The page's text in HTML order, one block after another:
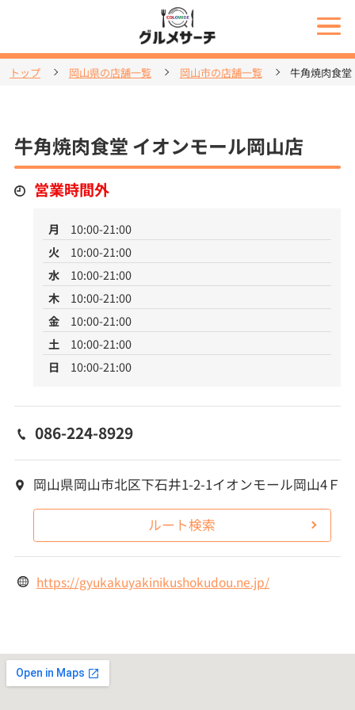
トップ 岡山県の店舗一覧 岡山市の店舗一覧 牛角焼肉食
牛角焼肉食堂 イオンモール岡山店
営業時間外
月
10:00-21:00
火
10:00-21:00
水
10:00-21:00
木
10:00-21:00
金
10:00-21:00
土
10:00-21:00
日
10:00-21:00
086-224-8929
岡山県岡山市北区下石井1-2-1イオンモール岡山4Ｆ
ルート検索
https://gyukakuyakinikushokudou.ne.jp/